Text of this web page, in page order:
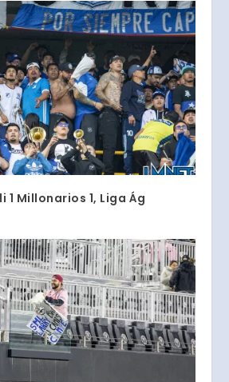
1 Millonarios 1, Liga Ág